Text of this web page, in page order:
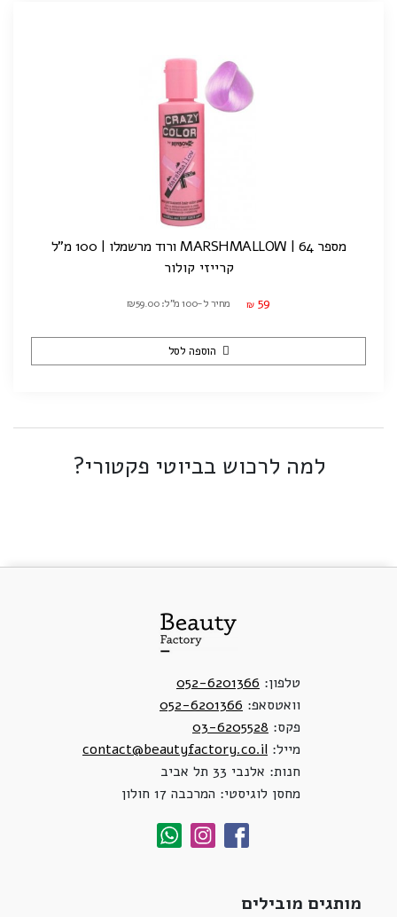
מספר 64 | MARSHMALLOW ורוד מרשמלו | 100 מ"ל
קרייזי קולור
₪ 59 מחיר ל-100 מ"ל: ₪59.00
הוספה לסל
למה לרכוש בביוטי פקטורי?
טלפון: 052-6201366
וואטסאפ: 052-6201366
פקס: 03-6205528
מייל: contact@beautyfactory.co.il
חנות: אלנבי 33 תל אביב
מחסן לוגיסטי: המרכבה 17 חולון
מותגים מובילים